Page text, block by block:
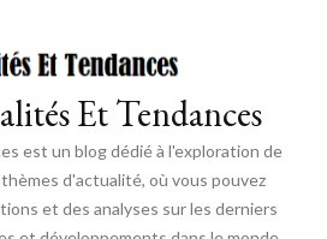
Et Tendances
est un blog dédié à l'exploration de
d'actualité, où vous pouvez
et des analyses sur les derniers